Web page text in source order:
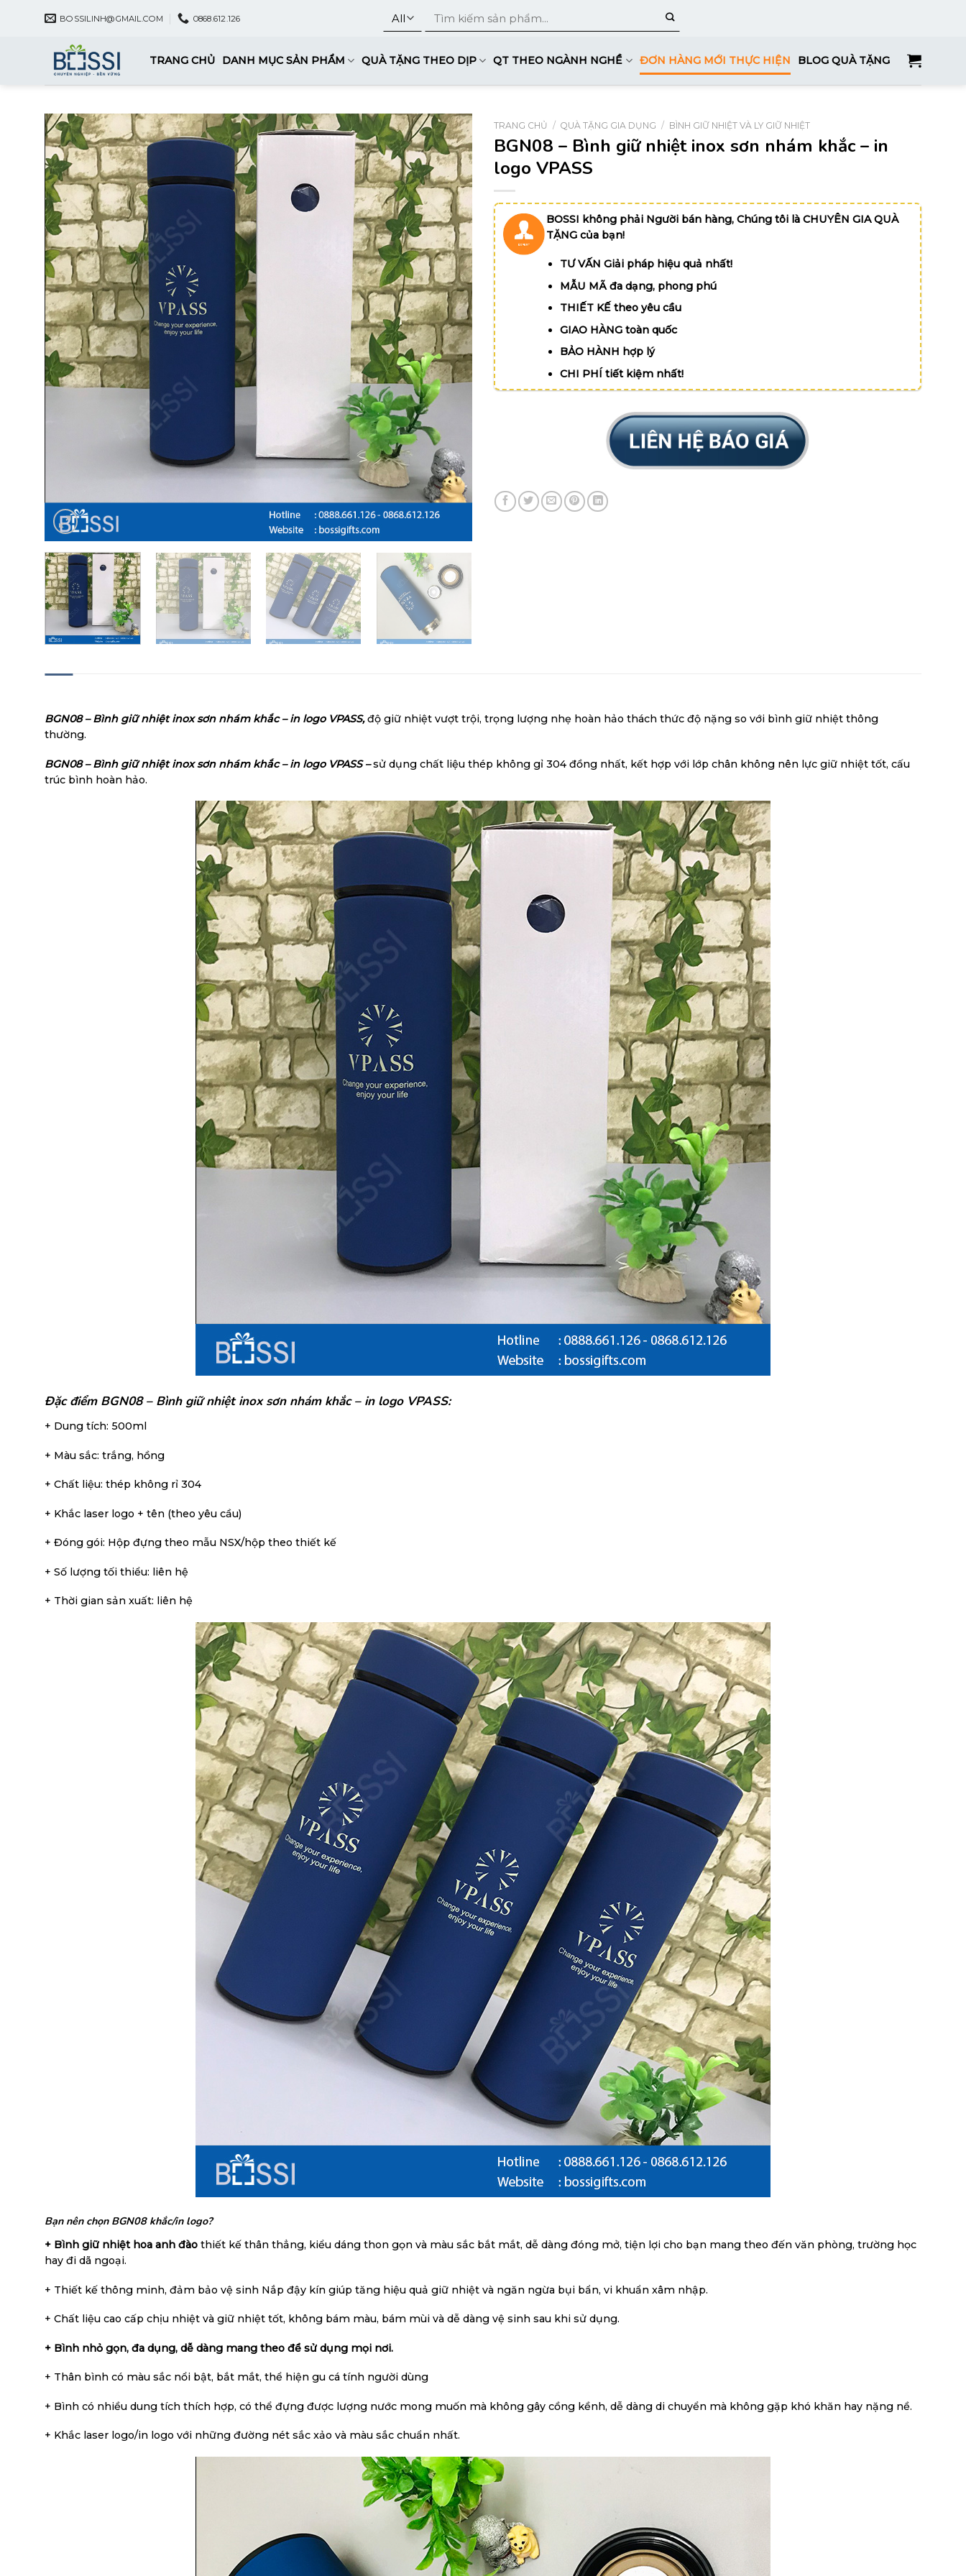
BOSSILINH@GMAIL.COM 0868.612.126
TRANG CHỦ DANH MỤC SẢN PHẨM QUÀ TẶNG THEO DỊP QT THEO NGÀNH NGHỀ ĐƠN HÀNG MỚI THỰC HIỆN BLOG QUÀ TẶNG
TRANG CHỦ / QUÀ TẶNG GIA DỤNG / BÌNH GIỮ NHIỆT VÀ LY GIỮ NHIỆT
BGN08 – Bình giữ nhiệt inox sơn nhám khắc – in
logo VPASS
BOSSI không phải Người bán hàng, Chúng tôi là CHUYÊN GIA QUÀ
TẶNG của bạn!
TƯ VẤN Giải pháp hiệu quả nhất!
MẪU MÃ đa dạng, phong phú
THIẾT KẾ theo yêu cầu
GIAO HÀNG toàn quốc
BẢO HÀNH hợp lý
CHI PHÍ tiết kiệm nhất!
BGN08 – Bình giữ nhiệt inox sơn nhám khắc – in logo VPASS,độ giữ nhiệt vượt trội, trọng lượng nhẹ hoàn hảo thách thức độ nặng so với bình giữ nhiệt thông
thường.
BGN08 – Bình giữ nhiệt inox sơn nhám khắc – in logo VPASS –sử dụng chất liệu thép không gỉ 304 đồng nhất, kết hợp với lớp chân không nên lực giữ nhiệt tốt, cấu
trúc bình hoàn hảo.
Đặc điểm BGN08 – Bình giữ nhiệt inox sơn nhám khắc – in logo VPASS:
+ Dung tích: 500ml
+ Màu sắc: trắng, hồng
+ Chất liệu: thép không rỉ 304
+ Khắc laser logo + tên (theo yêu cầu)
+ Đóng gói: Hộp đựng theo mẫu NSX/hộp theo thiết kế
+ Số lượng tối thiểu: liên hệ
+ Thời gian sản xuất: liên hệ
Bạn nên chọn BGN08 khắc/in logo?
+ Bình giữ nhiệt hoa anh đào thiết kế thân thẳng, kiểu dáng thon gọn và màu sắc bắt mắt, dễ dàng đóng mở, tiện lợi cho bạn mang theo đến văn phòng, trường học
hay đi dã ngoại.
+ Thiết kế thông minh, đảm bảo vệ sinh Nắp đậy kín giúp tăng hiệu quả giữ nhiệt và ngăn ngừa bụi bẩn, vi khuẩn xâm nhập.
+ Chất liệu cao cấp chịu nhiệt và giữ nhiệt tốt, không bám màu, bám mùi và dễ dàng vệ sinh sau khi sử dụng.
+ Bình nhỏ gọn, đa dụng, dễ dàng mang theo để sử dụng mọi nơi.
+ Thân bình có màu sắc nổi bật, bắt mắt, thể hiện gu cá tính người dùng
+ Bình có nhiều dung tích thích hợp, có thể đựng được lượng nước mong muốn mà không gây cồng kềnh, dễ dàng di chuyển mà không gặp khó khăn hay nặng nề.
+ Khắc laser logo/in logo với những đường nét sắc xảo và màu sắc chuẩn nhất.